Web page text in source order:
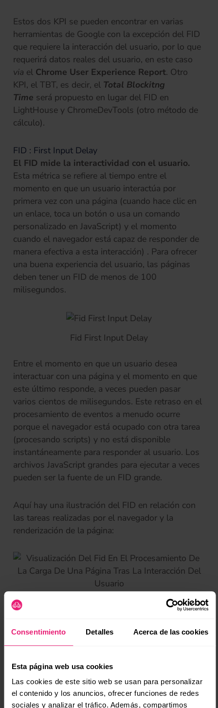
Consentimiento Detalles Acerca de las cookies
Esta página web usa cookies
Las cookies de este sitio web se usan para personalizar
el contenido y los anuncios, ofrecer funciones de redes
sociales y analizar el tráfico. Además, compartimos
Estos dos KPI se pueden encontrar en varias
herramientas de Google con la excepción del FID
que requiere la interacción del usuario, por lo que
requerirá datos reales del usuario, en este caso
via el Chrome User Experience Report. Otro
KPI, el TBT, es decir, el Total Blockitng
Time será propuesto en lugar del FID en
LightHouse y ChromeDevTools (otro método de
cálculo).
FID : First Input Delay
El FID mide la interactividad con el usuario.
Esta métrica se refiere al tiempo entre el
momento en que un usuario interactúa por
primera vez con una página (cuando hace clic en
un enlace, toca un botón o usa un comando
personalizado en JavaScript) y el momento
cuando el navegador está capaz de responder de
manera efectiva a esta interacción) . Para ofrecer
una buena experiencia del usuario, las páginas
deben tener un FID de menos de 100
milisegundos.
Fid First Input Delay
Entre el momento en que un usuario desea
interactuar con una página y el momento en que
este último responde, a veces pueden pasar
varios cientos de milisegundos. Este retraso en el
procesamiento de eventos a menudo ocurre
porque el navegador está ocupado con otra tarea
(procesando scripts) y no está disponible
instantáneamente para responder al usuario. Los
archivos JavaScript grandes para ejecutar a veces
pueden ser la fuente de un FID grande.
Aquí hay una ilustración del FID en relación con
las tareas realizadas por el navegador y la
renderización de la página:
Visualización del FID en el procesamiento de la
usuario.
innecesariamente y que pueden aumentar el FID
se detectarán a través del inspector de elementos
del navegador en Chrome. Entonces será
necesario usar el atajo “Ctrl + Shift + P” para